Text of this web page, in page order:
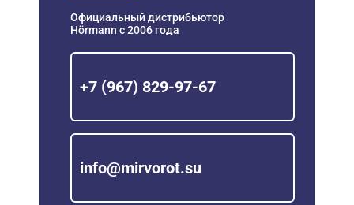
Официальный дистрибьютор
Hörmann с 2006 года
+7 (967) 829-97-67
info@mirvorot.su